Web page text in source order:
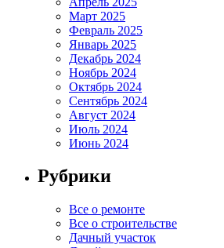
Март 2025
Февраль 2025
Январь 2025
Декабрь 2024
Ноябрь 2024
Октябрь 2024
Сентябрь 2024
Август 2024
Июль 2024
Июнь 2024
Рубрики
Все о ремонте
Все о строительстве
Дачный участок